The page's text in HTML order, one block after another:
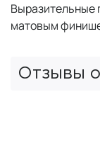
Выразительные
матовым
Отзывы